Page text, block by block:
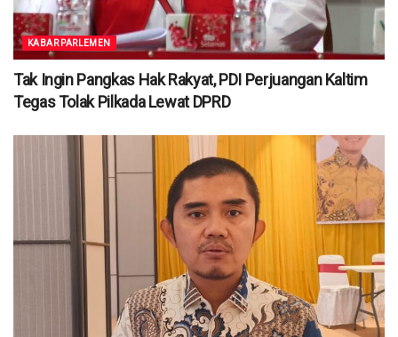
KABAR PARLEMEN
Tak Ingin Pangkas Hak Rakyat, PDI Perjuangan Kaltim
Tegas Tolak Pilkada Lewat DPRD